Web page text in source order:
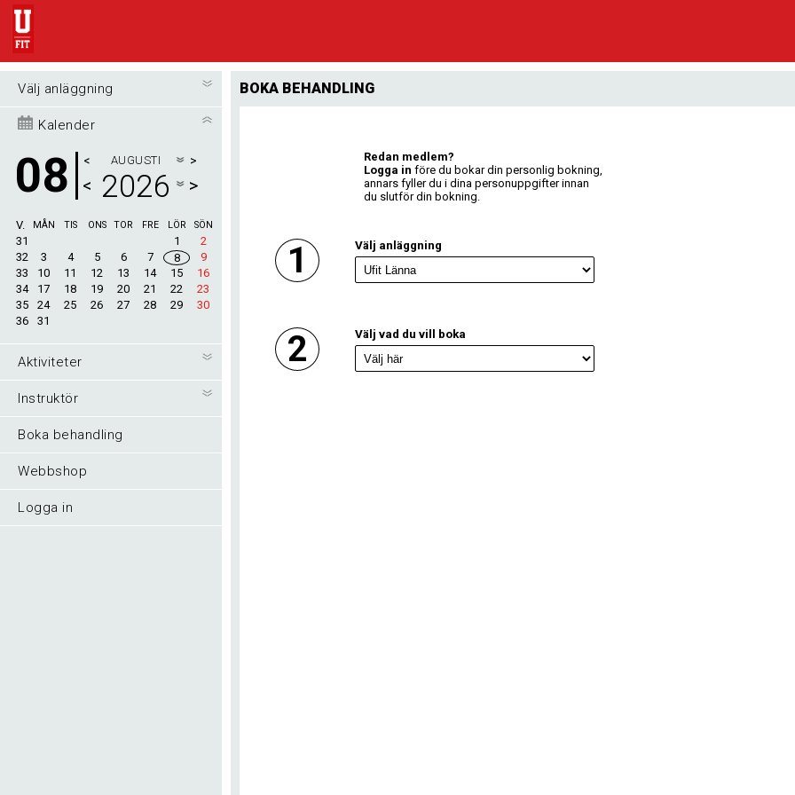
Välj anläggning
Kalender
08 < >
AUGUSTI
< >
2026
V. MÅN TIS ONS TOR FRE LÖR SÖN
31 1
2
32
3 4 5 6 7 8
9
33
10 11 12 13 14 15
16
34
17 18 19 20 21 22
23
35
24 25 26 27 28 29
30
36
31
Aktiviteter
Instruktör
Boka behandling
Webbshop
Logga in
BOKA BEHANDLING
Redan medlem?
Logga in före du bokar din personlig bokning,
annars fyller du i dina personuppgifter innan
du slutför din bokning.
1 Välj anläggning
2 Välj vad du vill boka